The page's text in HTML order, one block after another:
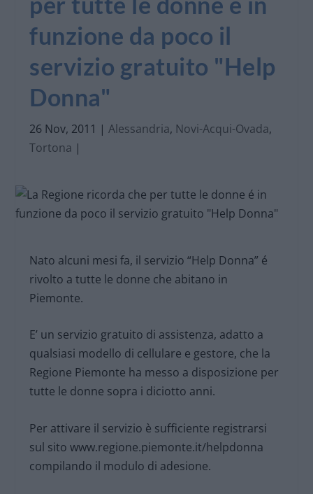
funzione da poco il
servizio gratuito "Help
Donna"
26 Nov, 2011 |Alessandria, Novi-Acqui-Ovada,
Tortona |
Nato alcuni mesi fa, il servizio “Help Donna” é
rivolto a tutte le donne che abitano in
Piemonte.
E’ un servizio gratuito di assistenza, adatto a
qualsiasi modello di cellulare e gestore, che la
Regione Piemonte ha messo a disposizione per
tutte le donne sopra i diciotto anni.
Per attivare il servizio è sufficiente registrarsi
sul sito www.regione.piemonte.it/helpdonna
compilando il modulo di adesione.